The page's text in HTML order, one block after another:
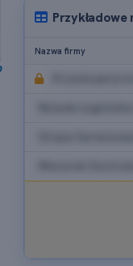
Nazwa firmy